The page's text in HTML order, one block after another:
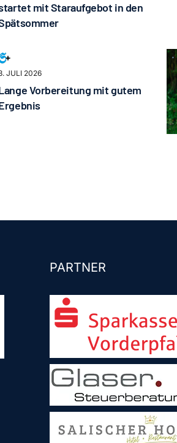
mit Staraufgebot in den
JULI 2026
Vorbereitung mit gutem
PARTNER